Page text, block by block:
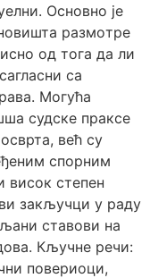
Основно је
размoтре
од тога да ли
са
Mогућа
судске праксе
већ су
спорним
висок степен
закључци у раду
ставови на
Кључне речи:
повериоци,